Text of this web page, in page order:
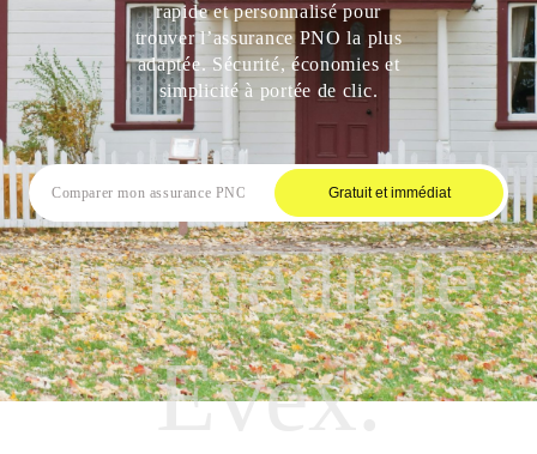
rapide et personnalisé pour
trouver l’assurance PNO la plus
adaptée. Sécurité, économies et
simplicité à portée de clic.
Gratuit et immédiat
Immediate
Evex.